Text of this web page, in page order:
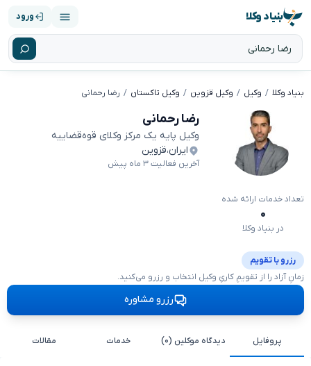
بنیاد وکلا ورود
بنیاد وکلا وکیل وکیل قزوین وکیل تاکستان رضا رحمانی
رضا رحمانی
وکیل پایه یک مرکز وکلای قوه‌قضاییه
ایران،قزوین
آخرین فعالیت ۳ ماه پیش
تعداد خدمات ارائه شده
۰
در بنیاد وکلا
رزرو با تقویم
زمانِ آزاد را از تقویمِ کاریِ وکیل انتخاب و رزرو می‌کنید.
رزرو مشاوره
پروفایل دیدگاه موکلین (۰) خدمات مقالات